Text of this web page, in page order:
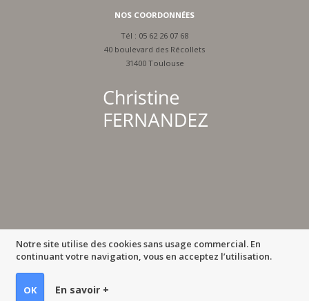
Notre site utilise des cookies sans usage commercial. En
continuant votre navigation, vous en acceptez l’utilisation.
OK En savoir +
NOS COORDONNÉES
Tél : 05 62 26 07 68
40 boulevard des Récollets
31400 Toulouse